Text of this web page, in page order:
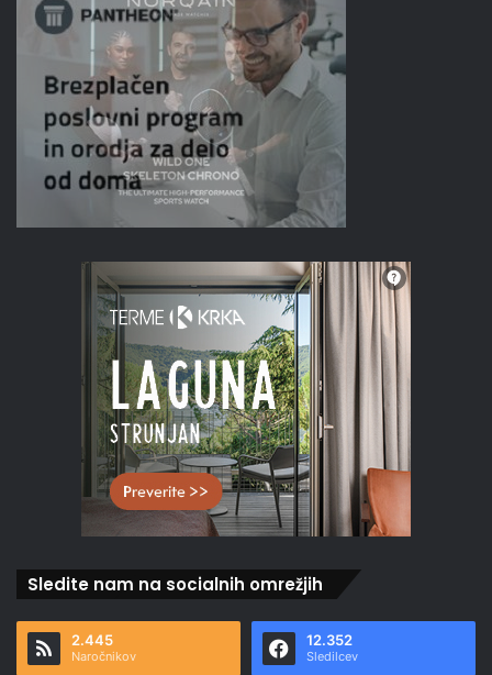
Sledite nam na socialnih omrežjih
2.445
Naročnikov
12.352
Sledilcev